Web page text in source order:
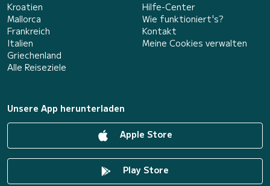
Kroatien
Mallorca
Frankreich
Italien
Griechenland
Alle Reiseziele
Hilfe-Center
Wie funktioniert's?
Kontakt
Meine Cookies verwalten
Unsere App herunterladen
Apple Store
Play Store